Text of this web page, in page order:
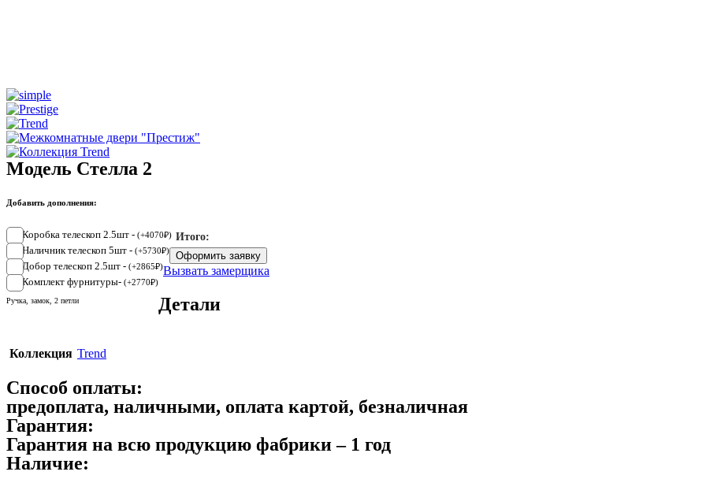
Модель Стелла 2
Добавить дополнения:
Коробка телескоп 2.5шт - (+4070₽)
Наличник телескоп 5шт - (+5730₽)
Добор телескоп 2.5шт - (+2865₽)
Комплект фурнитуры- (+2770₽)
Ручка, замок, 2 петли
Итого:
Оформить заявку
Вызвать замерщика
Детали
Коллекция Trend
Способ оплаты:
предоплата, наличными, оплата картой, безналичная
Гарантия:
Гарантия на всю продукцию фабрики – 1 год
Наличие: